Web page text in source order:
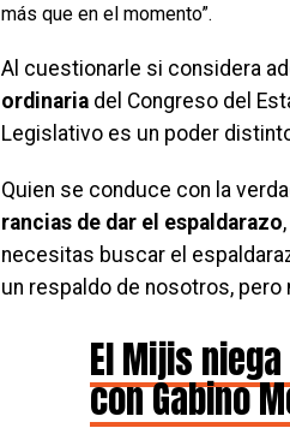
más que en el momento”.
Al cuestionarle si considera
ordinaria del Congreso del
Legislativo es un poder
Quien se conduce con la
rancias de dar el espaldarazo
necesitas buscar el
un respaldo de nosotros, pero
El Mijis
con Gabino